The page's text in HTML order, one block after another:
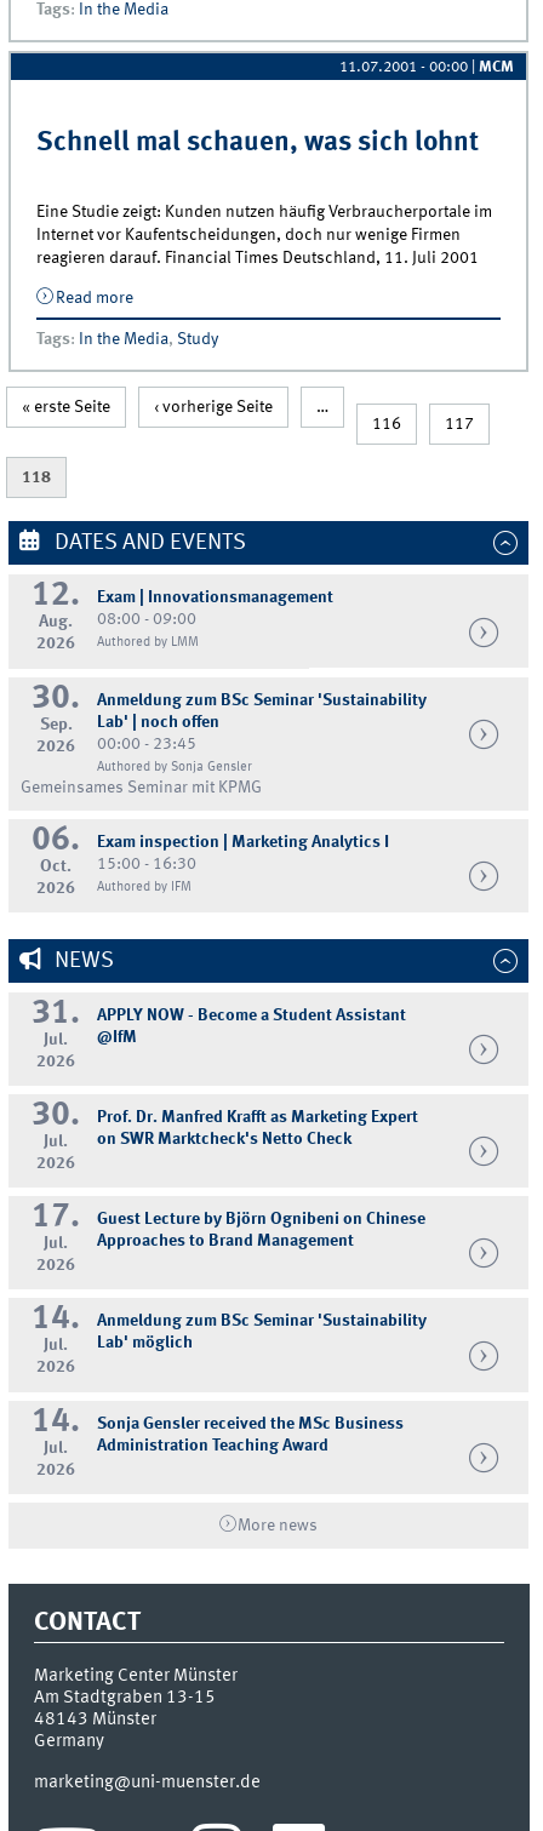
Tags: In the Media
11.07.2001 - 00:00 |MCM
Schnell mal schauen, was sich lohnt
Eine Studie zeigt: Kunden nutzen häufig Verbraucherportale im
Internet vor Kaufentscheidungen, doch nur wenige Firmen
reagieren darauf. Financial Times Deutschland, 11. Juli 2001
Read moreabout Schnell mal schauen, was sich lohnt
Tags: In the Media, Study
« erste Seite ‹ vorherige Seite
…
116
117
118
DATES AND EVENTS
12.
Aug.
2026
Exam | Innovationsmanagement
08:00 - 09:00
Authored by LMM
30.
Sep.
2026
Anmeldung zum BSc Seminar 'Sustainability
Lab' | noch offen
00:00 - 23:45
Authored by Sonja Gensler
Gemeinsames Seminar mit KPMG
06.
Oct.
2026
Exam inspection | Marketing Analytics I
15:00 - 16:30
Authored by IFM
NEWS
31.
Jul.
2026
APPLY NOW - Become a Student Assistant
@IfM
30.
Jul.
2026
Prof. Dr. Manfred Krafft as Marketing Expert
on SWR Marktcheck's Netto Check
17.
Jul.
2026
Guest Lecture by Björn Ognibeni on Chinese
Approaches to Brand Management
14.
Jul.
2026
Anmeldung zum BSc Seminar 'Sustainability
Lab' möglich
14.
Jul.
2026
Sonja Gensler received the MSc Business
Administration Teaching Award
More news
CONTACT
Marketing Center Münster
Am Stadtgraben 13-15
48143 Münster
Germany
marketing@uni-muenster.de